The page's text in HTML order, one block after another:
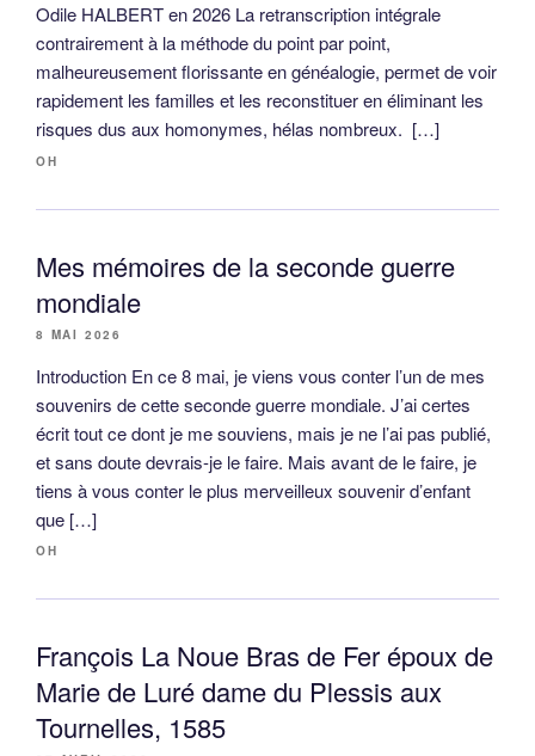
Odile HALBERT en 2026 La retranscription intégrale
contrairement à la méthode du point par point,
malheureusement florissante en généalogie, permet de voir
rapidement les familles et les reconstituer en éliminant les
risques dus aux homonymes, hélas nombreux. […]
OH
Mes mémoires de la seconde guerre
mondiale
8 MAI 2026
Introduction En ce 8 mai, je viens vous conter l’un de mes
souvenirs de cette seconde guerre mondiale. J’ai certes
écrit tout ce dont je me souviens, mais je ne l’ai pas publié,
et sans doute devrais-je le faire. Mais avant de le faire, je
tiens à vous conter le plus merveilleux souvenir d’enfant
que […]
OH
François La Noue Bras de Fer époux de
Marie de Luré dame du Plessis aux
Tournelles, 1585